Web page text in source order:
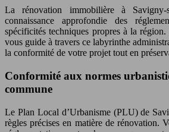
La rénovation immobilière à Savigny-
connaissance approfondie des
spécificités techniques propres à la
vous guide à travers ce labyrinthe
la conformité de votre projet tout en
Conformité aux normes
commune
Le Plan Local d’Urbanisme (PLU) de
règles précises en matière de rénovation.